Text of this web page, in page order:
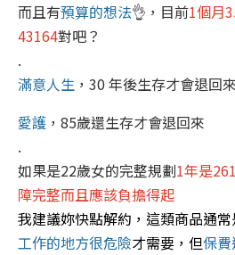
而且有預算的想法👌，目前1個月
43164對吧？
.
滿意人生 ，30 年後生存才會退回來
愛護 ，85歲還生存才會退回來
.
如果是22歲女的完整規劃1年是
障完整而且應該負擔得起
我建議妳快點解約，這類商品通
工作的地方很危險才需要，但保